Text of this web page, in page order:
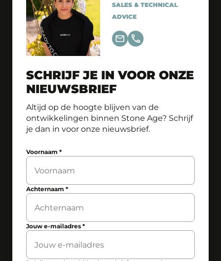
SALES & TECHNICAL
ADVICE
SCHRIJF JE IN VOOR ONZE
NIEUWSBRIEF
Altijd op de hoogte blijven van de
ontwikkelingen binnen Stone Age? Schrijf
je dan in voor onze nieuwsbrief.
Voornaam*
Achternaam*
Jouw e-mailadres*